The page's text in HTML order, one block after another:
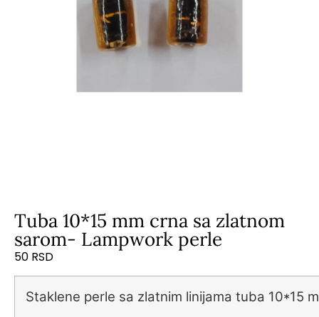
Tuba 10*15 mm crna sa zlatnom
sarom- Lampwork perle
50 RSD
Staklene perle sa zlatnim linijama tuba 10*15